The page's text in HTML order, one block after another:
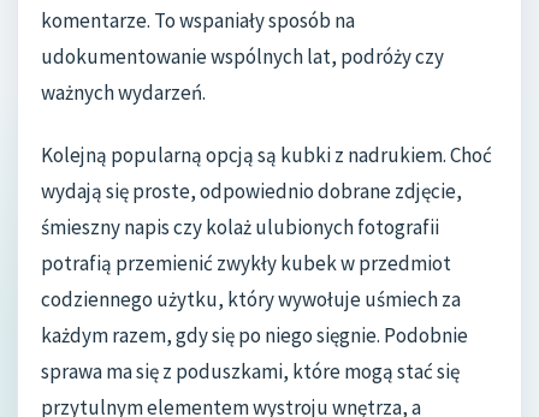
komentarze. To wspaniały sposób na
udokumentowanie wspólnych lat, podróży czy
ważnych wydarzeń.
Kolejną popularną opcją są kubki z nadrukiem. Choć
wydają się proste, odpowiednio dobrane zdjęcie,
śmieszny napis czy kolaż ulubionych fotografii
potrafią przemienić zwykły kubek w przedmiot
codziennego użytku, który wywołuje uśmiech za
każdym razem, gdy się po niego sięgnie. Podobnie
sprawa ma się z poduszkami, które mogą stać się
przytulnym elementem wystroju wnętrza, a